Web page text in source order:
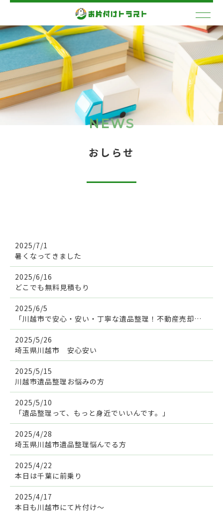
NEWS
おしらせ
2025/7/1
暑くなってきました
2025/6/16
どこでも無料見積もり
2025/6/5
「川越市で安心・安い・丁寧な遺品整理！不動産売却やリフォーム・空き家対策も丸ごと対応」
2025/5/26
埼玉県川越市 安心安い
2025/5/15
川越市遺品整理お悩みの方
2025/5/10
「遺品整理って、もっと身近でいいんです。」
2025/4/28
埼玉県川越市遺品整理悩んでる方
2025/4/22
本日は千葉に前乗り
2025/4/17
本日も川越市にて片付け〜